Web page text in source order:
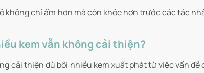
không chỉ ẩm hơn mà còn khỏe hơn trước các tác
kem vẫn không cải thiện?
cải thiện dù bôi nhiều kem xuất phát từ việc vấn đề